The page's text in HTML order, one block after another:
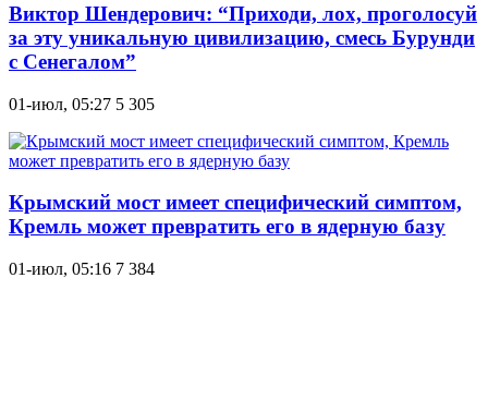
Виктор Шендерович: “Приходи, лох, проголосуй
за эту уникальную цивилизацию, смесь Бурунди
с Сенегалом”
01-июл, 05:27 5 305
Крымский мост имеет специфический симптом,
Кремль может превратить его в ядерную базу
01-июл, 05:16 7 384